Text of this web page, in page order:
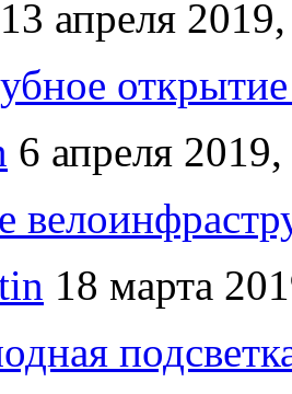
13 апреля
открытие
6 апреля
18 марта